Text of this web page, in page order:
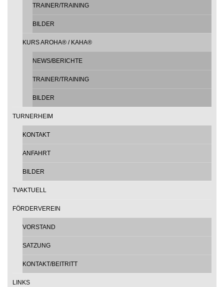
TRAINER/TRAINING
BILDER
KURS AROHA® / KAHA®
NEWS/BERICHTE
TRAINER/TRAINING
BILDER
TURNERHEIM
KONTAKT
ANFAHRT
BILDER
TVAKTUELL
FÖRDERVEREIN
VORSTAND
SATZUNG
KONTAKT/BEITRITT
LINKS